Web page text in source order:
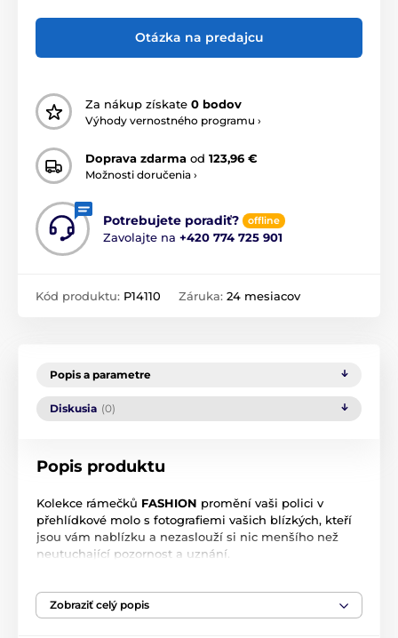
Otázka na predajcu
Za nákup získate 0 bodov
Výhody vernostného programu ›
Doprava zdarma od 123,96 €
Možnosti doručenia ›
Potrebujete poradiť? offline
Zavolajte na +420 774 725 901
Kód produktu: P14110 Záruka: 24 mesiacov
Popis a parametre
Diskusia (0)
Popis produktu
Kolekce rámečků FASHION promění vaši polici v
přehlídkové molo s fotografiemi vašich blízkých, kteří
jsou vám nablízku a nezaslouží si nic menšího než
neutuchající pozornost a uznání.
kontrastu k široké bílé passé partout, která je navíc
netradičně vyrobena zedřeva, je opravdu excelentní!
Zobraziť celý popis